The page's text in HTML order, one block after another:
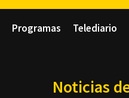
Programas Telediario
Noticias